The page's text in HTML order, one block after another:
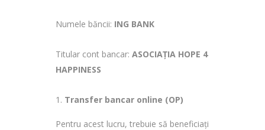
Numele băncii: ING BANK
Titular cont bancar: ASOCIAȚIA HOPE 4
HAPPINESS
Transfer bancar online (OP)
Pentru acest lucru, trebuie să beneficiați